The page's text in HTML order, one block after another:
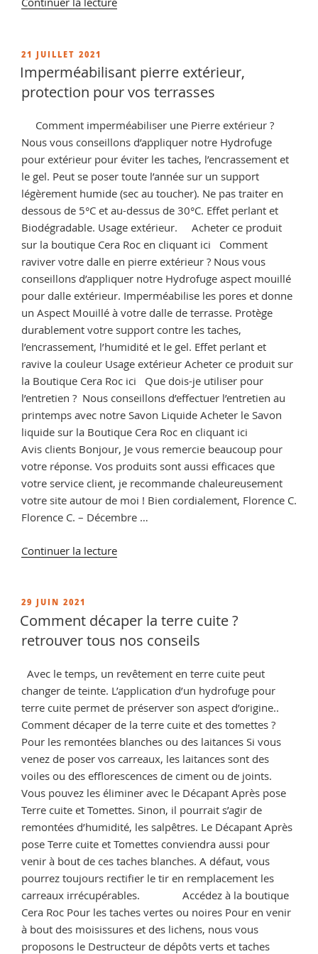
sol
en
cuite ?
conseils
et
vente
de
produit
d’entretien »
PUBLIÉ
LE
21 JUILLET 2021
Imperméabilisant pierre extérieur,
protection pour vos terrasses
Comment imperméabiliser une Pierre extérieur ?
Nous vous conseillons d’appliquer notre Hydrofuge
pour extérieur pour éviter les taches, l’encrassement et
le gel. Peut se poser toute l’année sur un support
légèrement humide (sec au toucher). Ne pas traiter en
dessous de 5°C et au-dessus de 30°C. Effet perlant et
Biodégradable. Usage extérieur. Acheter ce produit
sur la boutique Cera Roc en cliquant ici Comment
raviver votre dalle en pierre extérieur ? Nous vous
conseillons d’appliquer notre Hydrofuge aspect mouillé
pour dalle extérieur. Imperméabilise les pores et donne
un Aspect Mouillé à votre dalle de terrasse. Protège
durablement votre support contre les taches,
l’encrassement, l’humidité et le gel. Effet perlant et
ravive la couleur Usage extérieur Acheter ce produit sur
la Boutique Cera Roc ici Que dois-je utiliser pour
l’entretien ? Nous conseillons d’effectuer l’entretien au
printemps avec notre Savon Liquide Acheter le Savon
liquide sur la Boutique Cera Roc en cliquant ici
Avis clients Bonjour, Je vous remercie beaucoup pour
votre réponse. Vos produits sont aussi efficaces que
votre service client, je recommande chaleureusement
votre site autour de moi ! Bien cordialement, Florence C.
Florence C. – Décembre …
Continuer la lecturede
protection
pour
terrasses »
PUBLIÉ
LE
29 JUIN 2021
Comment décaper la terre cuite ?
retrouver tous nos conseils
Avec le temps, un revêtement en terre cuite peut
changer de teinte. L’application d’un hydrofuge pour
terre cuite permet de préserver son aspect d’origine..
Comment décaper de la terre cuite et des tomettes ?
Pour les remontées blanches ou des laitances Si vous
venez de poser vos carreaux, les laitances sont des
voiles ou des efflorescences de ciment ou de joints.
Vous pouvez les éliminer avec le Décapant Après pose
Terre cuite et Tomettes. Sinon, il pourrait s’agir de
remontées d’humidité, les salpêtres. Le Décapant Après
pose Terre cuite et Tomettes conviendra aussi pour
venir à bout de ces taches blanches. A défaut, vous
pourrez toujours rectifier le tir en remplacement les
carreaux irrécupérables. Accédez à la boutique
Cera Roc Pour les taches vertes ou noires Pour en venir
à bout des moisissures et des lichens, nous vous
proposons le Destructeur de dépôts verts et taches